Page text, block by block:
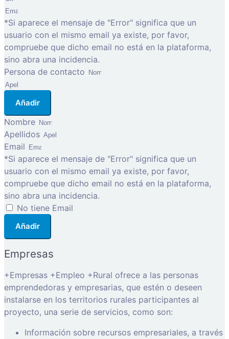
*Si aparece el mensaje de "Error" significa que un
usuario con el mismo email ya existe, por favor,
compruebe que dicho email no está en la plataforma,
sino abra una incidencia.
Persona de contacto
Añadir
Nombre
Apellidos
Email
*Si aparece el mensaje de "Error" significa que un
usuario con el mismo email ya existe, por favor,
compruebe que dicho email no está en la plataforma,
sino abra una incidencia.
No tiene Email
Añadir
Empresas
+Empresas +Empleo +Rural ofrece a las personas
emprendedoras y empresarias, que estén o deseen
instalarse en los territorios rurales participantes al
proyecto, una serie de servicios, como son:
Información sobre recursos empresariales, a través